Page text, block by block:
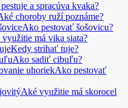
a spracúva kvaka?
choroby ruží poznáme?
Ako pestovať šošovicu?
má vika siata?
Kedy strihať tuje?
Ako sadiť cibuľu?
Ako pestovať
Aké využitie má skorocel